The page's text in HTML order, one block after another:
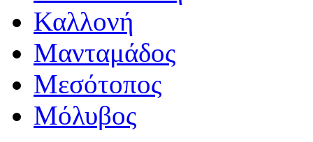
Καλλονή
Μανταμάδος
Μεσότοπος
Μόλυβος